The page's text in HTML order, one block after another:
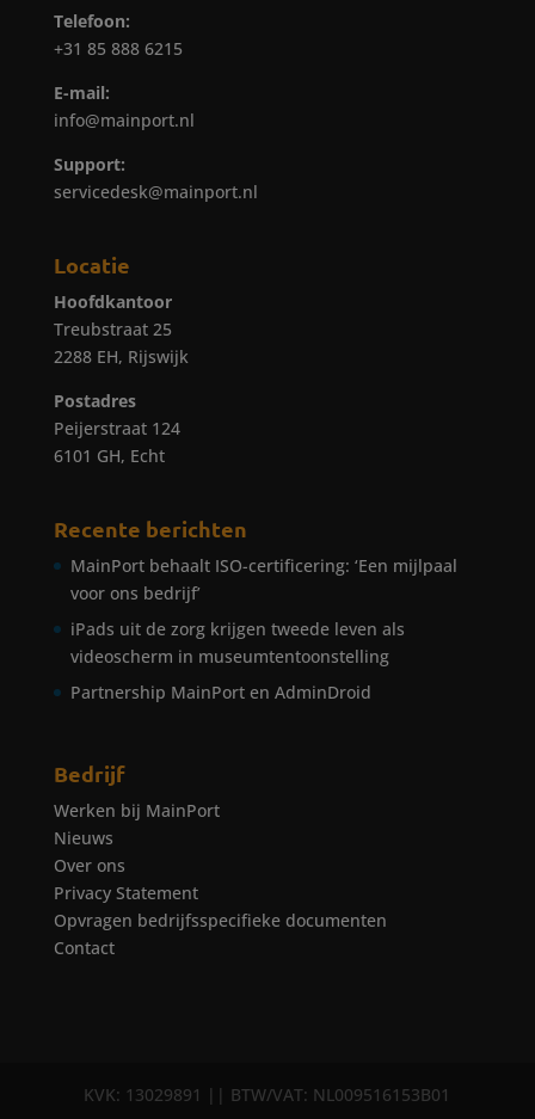
Telefoon:
+31 85 888 6215
E-mail:
info@mainport.nl
Support:
servicedesk@mainport.nl
Locatie
Hoofdkantoor
Treubstraat 25
2288 EH, Rijswijk
Postadres
Peijerstraat 124
6101 GH, Echt
Recente berichten
MainPort behaalt ISO-certificering: ‘Een mijlpaal
voor ons bedrijf’
iPads uit de zorg krijgen tweede leven als
videoscherm in museumtentoonstelling
Partnership MainPort en AdminDroid
Bedrijf
Werken bij MainPort
Nieuws
Over ons
Privacy Statement
Opvragen bedrijfsspecifieke documenten
Contact
KVK: 13029891 || BTW/VAT: NL009516153B01